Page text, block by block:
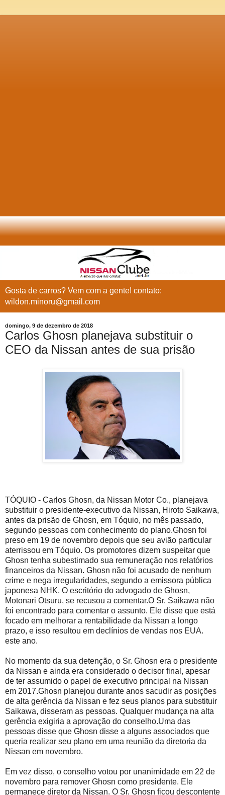
Gosta de carros? Vem com a gente! contato:
wildon.minoru@gmail.com
domingo, 9 de dezembro de 2018
Carlos Ghosn planejava substituir o
CEO da Nissan antes de sua prisão
TÓQUIO - Carlos Ghosn, da Nissan Motor Co., planejava
substituir o presidente-executivo da Nissan, Hiroto Saikawa,
antes da prisão de Ghosn, em Tóquio, no mês passado,
segundo pessoas com conhecimento do plano.Ghosn foi
preso em 19 de novembro depois que seu avião particular
aterrissou em Tóquio. Os promotores dizem suspeitar que
Ghosn tenha subestimado sua remuneração nos relatórios
financeiros da Nissan. Ghosn não foi acusado de nenhum
crime e nega irregularidades, segundo a emissora pública
japonesa NHK. O escritório do advogado de Ghosn,
Motonari Otsuru, se recusou a comentar.O Sr. Saikawa não
foi encontrado para comentar o assunto. Ele disse que está
focado em melhorar a rentabilidade da Nissan a longo
prazo, e isso resultou em declínios de vendas nos EUA.
este ano.
No momento da sua detenção, o Sr. Ghosn era o presidente
da Nissan e ainda era considerado o decisor final, apesar
de ter assumido o papel de executivo principal na Nissan
em 2017.Ghosn planejou durante anos sacudir as posições
de alta gerência da Nissan e fez seus planos para substituir
Saikawa, disseram as pessoas. Qualquer mudança na alta
gerência exigiria a aprovação do conselho.Uma das
pessoas disse que Ghosn disse a alguns associados que
queria realizar seu plano em uma reunião da diretoria da
Nissan em novembro.
Em vez disso, o conselho votou por unanimidade em 22 de
novembro para remover Ghosn como presidente. Ele
permanece diretor da Nissan. O Sr. Ghosn ficou descontente